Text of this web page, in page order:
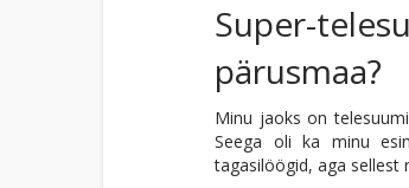
Super-
pärusmaa?
Minu jaoks on
Seega oli ka minu
tagasilöögid, aga sellest